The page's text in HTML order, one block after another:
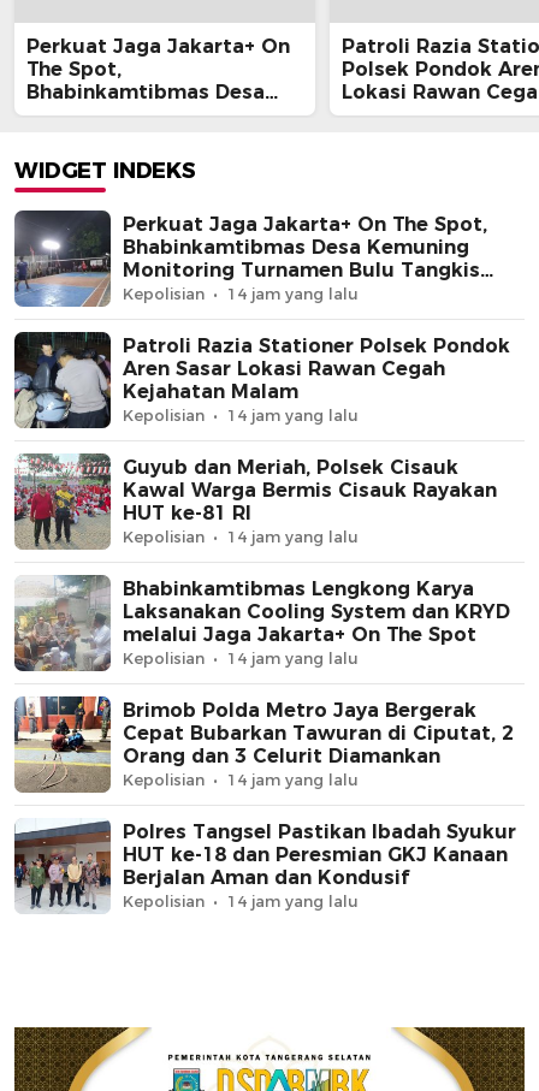
Perkuat Jaga Jakarta+ On
The Spot,
Bhabinkamtibmas Desa
Kemuning Monitoring
Warga
Patroli Razia
Polsek Pondok
Lokasi Rawan
Kejahatan Malam
WIDGET INDEKS
Perkuat Jaga Jakarta+ On The Spot,
Bhabinkamtibmas Desa Kemuning
Monitoring Turnamen Bulu Tangkis
Warga
Kepolisian 14 jam yang lalu
Patroli Razia Stationer Polsek Pondok
Aren Sasar Lokasi Rawan Cegah
Kejahatan Malam
Kepolisian 14 jam yang lalu
Guyub dan Meriah, Polsek Cisauk
Kawal Warga Bermis Cisauk Rayakan
HUT ke-81 RI
Kepolisian 14 jam yang lalu
Bhabinkamtibmas Lengkong Karya
Laksanakan Cooling System dan KRYD
melalui Jaga Jakarta+ On The Spot
Kepolisian 14 jam yang lalu
Brimob Polda Metro Jaya Bergerak
Cepat Bubarkan Tawuran di Ciputat, 2
Orang dan 3 Celurit Diamankan
Kepolisian 14 jam yang lalu
Polres Tangsel Pastikan Ibadah Syukur
HUT ke-18 dan Peresmian GKJ Kanaan
Berjalan Aman dan Kondusif
Kepolisian 14 jam yang lalu